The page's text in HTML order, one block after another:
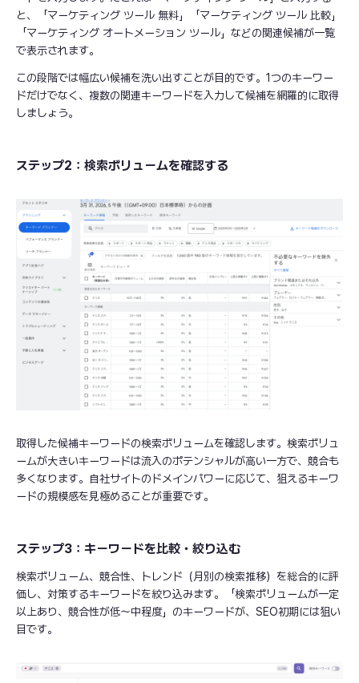
と、「マーケティング ツール 無料」「マーケティング ツール 比較」
「マーケティング オートメーション ツール」などの関連候補が一覧
で表示されます。
この段階では幅広い候補を洗い出すことが目的です。1つのキーワー
ドだけでなく、複数の関連キーワードを入力して候補を網羅的に取得
しましょう。
ステップ2：検索ボリュームを確認する
取得した候補キーワードの検索ボリュームを確認します。検索ボリュ
ームが大きいキーワードは流入のポテンシャルが高い一方で、競合も
多くなります。自社サイトのドメインパワーに応じて、狙えるキーワ
ードの規模感を見極めることが重要です。
ステップ3：キーワードを比較・絞り込む
検索ボリューム、競合性、トレンド（月別の検索推移）を総合的に評
価し、対策するキーワードを絞り込みます。「検索ボリュームが一定
以上あり、競合性が低〜中程度」のキーワードが、SEO初期には狙い
目です。